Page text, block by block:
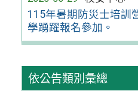
115年暑期防災士培訓
學踴躍報名參加。
依公告類別彙總